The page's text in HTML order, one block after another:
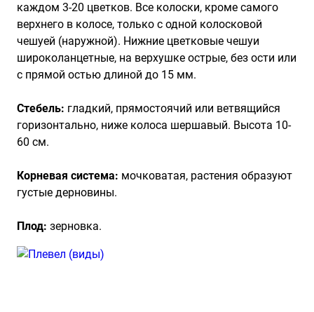
каждом 3-20 цветков. Все колоски, кроме самого
верхнего в колосе, только с одной колосковой
чешуей (наружной). Нижние цветковые чешуи
широколанцетные, на верхушке острые, без ости или
с прямой остью длиной до 15 мм.
Стебель: гладкий, прямостоячий или ветвящийся
горизонтально, ниже колоса шершавый. Высота 10-
60 см.
Корневая система: мочковатая, растения образуют
густые дерновины.
Плод: зерновка.